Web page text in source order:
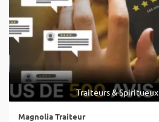
Traiteurs & Spiritueux
Magnolia Traiteur